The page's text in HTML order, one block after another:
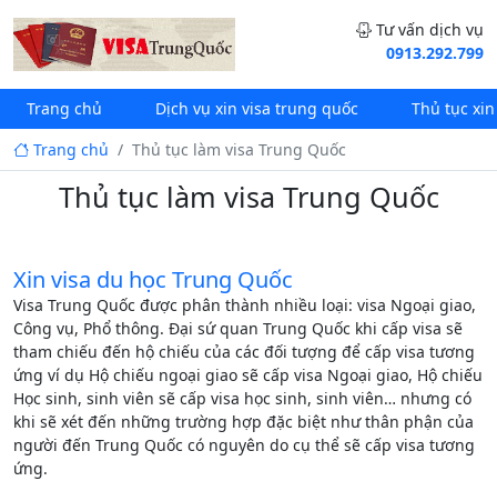
Tư vấn dịch vụ
0913.292.799
Trang chủ Dịch vụ xin visa trung quốc
Thủ tục
Trang chủ
Thủ tục làm visa Trung Quốc
Thủ tục làm visa Trung Quốc
Xin visa du học Trung Quốc
Visa Trung Quốc được phân thành nhiều loại: visa Ngoại giao,
Công vụ, Phổ thông. Đại sứ quan Trung Quốc khi cấp visa sẽ
tham chiếu đến hộ chiếu của các đối tượng để cấp visa tương
ứng ví dụ Hộ chiếu ngoại giao sẽ cấp visa Ngoại giao, Hộ chiếu
Học sinh, sinh viên sẽ cấp visa học sinh, sinh viên… nhưng có
khi sẽ xét đến những trường hợp đặc biệt như thân phận của
người đến Trung Quốc có nguyên do cụ thể sẽ cấp visa tương
ứng.